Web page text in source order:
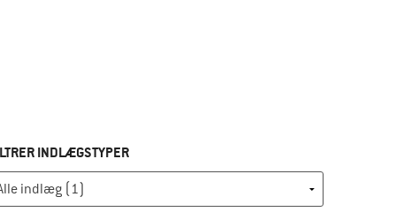
INDLÆGSTYPER